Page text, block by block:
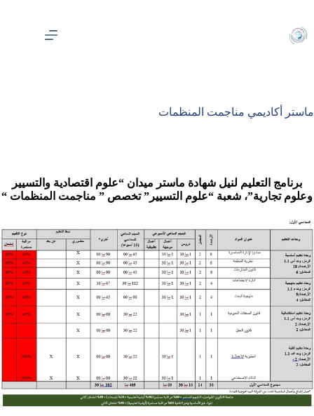
المحتوى
ماستر أكاديمي مناجمت المنظمات ‎
برنامج التعليم لنيل شهادة ماستر ميدان “علوم اقتصادية والتسيير
وعلوم تجارية”، شعبة “علوم التسيير” تخصص ” مناجمت المنظمات “